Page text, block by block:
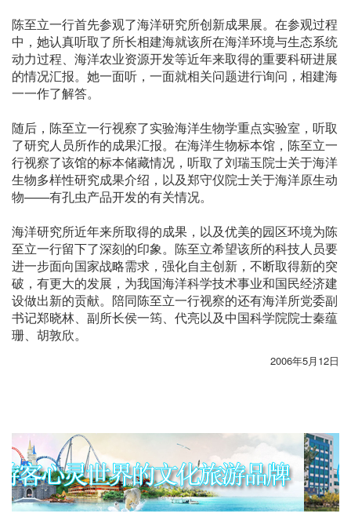
陈至立一行首先参观了海洋研究所创新成果展。在参观过程
中，她认真听取了所长相建海就该所在海洋环境与生态系统
动力过程、海洋农业资源开发等近年来取得的重要科研进展
的情况汇报。她一面听，一面就相关问题进行询问，相建海
一一作了解答。
随后，陈至立一行视察了实验海洋生物学重点实验室，听取
了研究人员所作的成果汇报。在海洋生物标本馆，陈至立一
行视察了该馆的标本储藏情况，听取了刘瑞玉院士关于海洋
生物多样性研究成果介绍，以及郑守仪院士关于海洋原生动
物——有孔虫产品开发的有关情况。
海洋研究所近年来所取得的成果，以及优美的园区环境为陈
至立一行留下了深刻的印象。陈至立希望该所的科技人员要
进一步面向国家战略需求，强化自主创新，不断取得新的突
破，有更大的发展，为我国海洋科学技术事业和国民经济建
设做出新的贡献。陪同陈至立一行视察的还有海洋所党委副
书记郑晓林、副所长侯一筠、代亮以及中国科学院院士秦蕴
珊、胡敦欣。
2006年5月12日